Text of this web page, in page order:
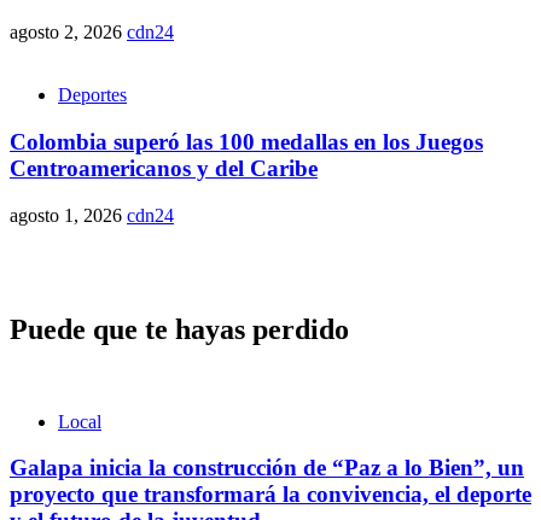
agosto 2, 2026 cdn24
Deportes
Colombia superó las 100 medallas en los Juegos
Centroamericanos y del Caribe
agosto 1, 2026 cdn24
Puede que te hayas perdido
Local
Galapa inicia la construcción de “Paz a lo Bien”, un
proyecto que transformará la convivencia, el deporte